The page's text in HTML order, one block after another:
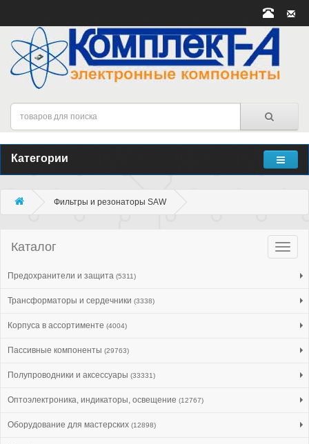
Категории
Фильтры и резонаторы SAW
Каталог
Предохранители и защита (5311)
Трансформаторы и сердечники (3338)
Корпуса в ассортименте (4004)
Пассивные компоненты (29763)
Полупроводники и аксессуары (33331)
Оптоэлектроника, индикаторы, освещение (12767)
Оборудование для мастерских (12898)